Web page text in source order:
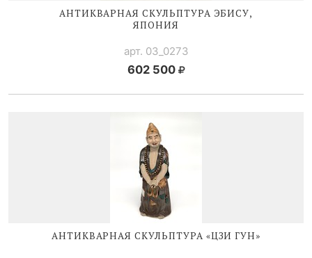
АНТИКВАРНАЯ СКУЛЬПТУРА ЭБИСУ,
ЯПОНИЯ
арт. 03_0273
602 500
АНТИКВАРНАЯ СКУЛЬПТУРА «ЦЗИ ГУН»